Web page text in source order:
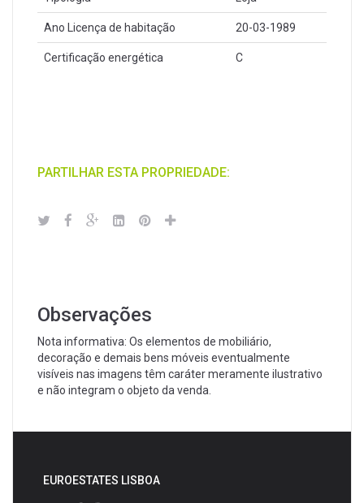
Ano Licença de habitação 20-03-1989
Certificação energética C
PARTILHAR ESTA PROPRIEDADE:
Observações
Nota informativa: Os elementos de mobiliário,
decoração e demais bens móveis eventualmente
visíveis nas imagens têm caráter meramente ilustrativo
e não integram o objeto da venda.
EUROESTATES LISBOA